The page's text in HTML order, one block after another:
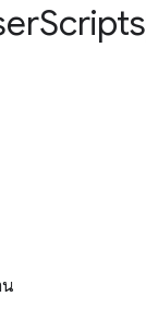
Scripts
น